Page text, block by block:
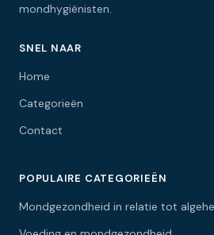
mondhygiënisten.
SNEL NAAR
Home
Categorieën
Contact
POPULAIRE CATEGORIEËN
Mondgezondheid in relatie tot